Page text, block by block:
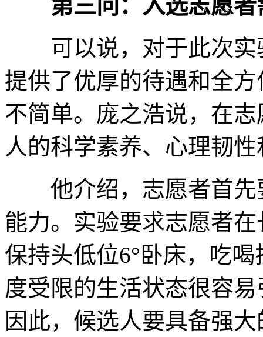
第三问：入选志愿
可以说，对于此次实
提供了优厚的待遇和全
不简单。庞之浩说，在
人的科学素养、心理韧
他介绍，志愿者首先
能力。实验要求志愿者
保持头低位6°卧床，吃
度受限的生活状态很容
因此，候选人要具备强